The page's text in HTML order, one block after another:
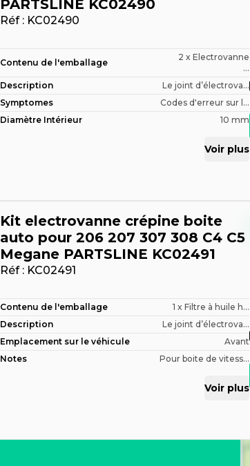
PARTSLINE KC02490
Réf : KC02490
Contenu de l'emballage
2 x Electrovanne
...
Description
Le joint d’électrova...
Symptomes
Codes d'erreur sur l...
Diamètre Intérieur
10 mm
Voir plus
Kit electrovanne crépine boite
auto pour 206 207 307 308 C4 C5
Megane PARTSLINE KC02491
Réf : KC02491
Contenu de l'emballage
1 x Filtre à huile h...
Description
Le joint d’électrova...
Emplacement sur le véhicule
Avant
Notes
Pour boite de vitess...
Voir plus